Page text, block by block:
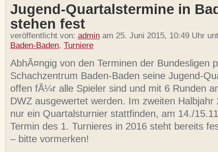
Jugend-Quartalstermine in
stehen fest
veröffentlicht von: admin am 25. Juni 2015, 10:49 Uhr
Baden-Baden, Turniere
AbhÃ¤ngig von den Terminen der Bundesligen
Schachzentrum Baden-Baden seine Jugend-
offen fÃ¼r alle Spieler sind und mit 6 Runden
DWZ ausgewertet werden. Im zweiten Halbjahr
nur ein Quartalsturnier stattfinden, am 14./
Termin des 1. Turnieres in 2016 steht bereits
– bitte vormerken!